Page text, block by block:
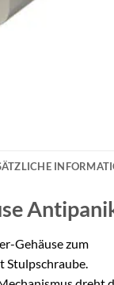
Gehäuse zum
Stulpschraube.